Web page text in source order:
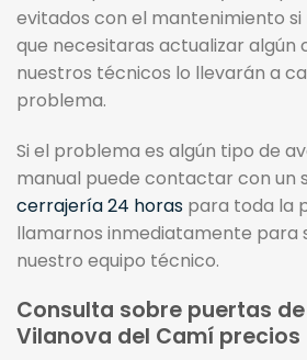
evitados con el mantenimiento si
que necesitaras actualizar algún
nuestros técnicos lo llevarán a
problema.
Si el problema es algún tipo de
manual puede contactar con un
cerrajería 24 horas para toda la
llamarnos inmediatamente para
nuestro equipo técnico.
Consulta sobre puertas
Vilanova del Camí precios